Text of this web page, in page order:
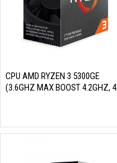
CPU AMD RYZEN 3 5300GE
(3.6GHZ MAX BOOST 4.2GHZ, 4